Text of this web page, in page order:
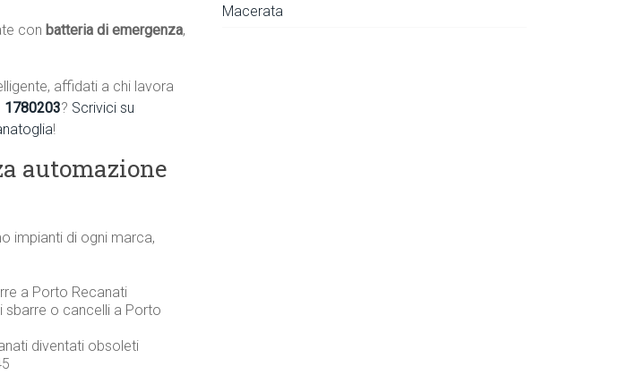
con batteria di emergenza,
affidati a chi lavora
1780203? Scrivici su
!
automazione
impianti di ogni marca,
a Porto Recanati
sbarre o cancelli a Porto
diventati obsoleti
Macerata